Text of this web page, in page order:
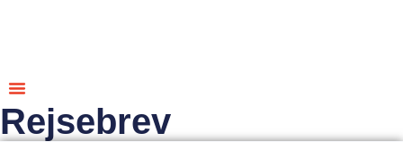
Rejsebrev